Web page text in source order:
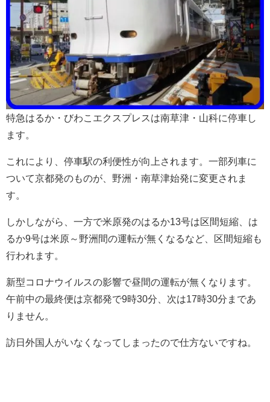
特急はるか・びわこエクスプレスは南草津・山科に停車し
ます。
これにより、停車駅の利便性が向上されます。一部列車に
ついて京都発のものが、野洲・南草津始発に変更されま
す。
しかしながら、一方で米原発のはるか13号は区間短縮、は
るか9号は米原～野洲間の運転が無くなるなど、区間短縮も
行われます。
新型コロナウイルスの影響で昼間の運転が無くなります。
午前中の最終便は京都発で9時30分、次は17時30分まであ
りません。
訪日外国人がいなくなってしまったので仕方ないですね。